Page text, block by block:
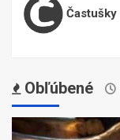
Častušky
Obľúbené